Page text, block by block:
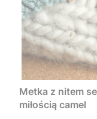
Metka z nitem
miłością camel